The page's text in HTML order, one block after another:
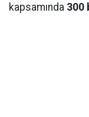
kapsamında 300